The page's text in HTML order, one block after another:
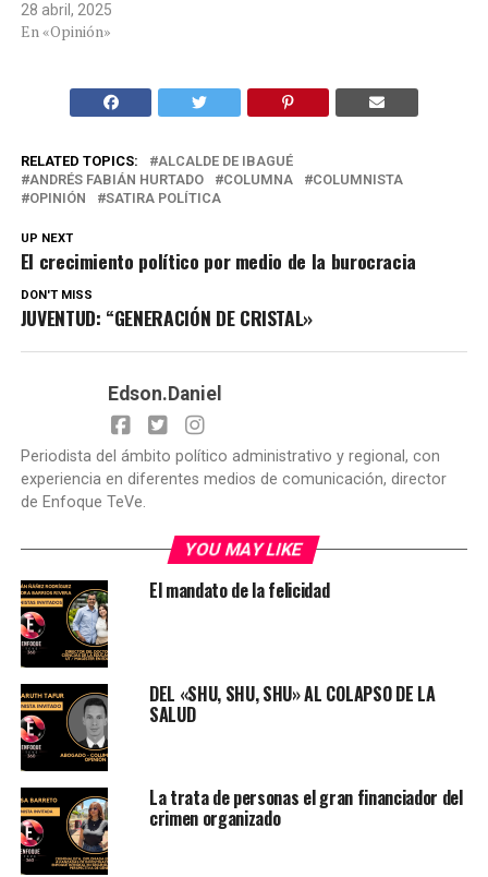
28 abril, 2025
En «Opinión»
RELATED TOPICS:
ALCALDE DE IBAGUÉ
ANDRÉS FABIÁN HURTADO
COLUMNA
COLUMNISTA
OPINIÓN
SATIRA POLÍTICA
UP NEXT
El crecimiento político por medio de la burocracia
DON'T MISS
JUVENTUD: “GENERACIÓN DE CRISTAL»
Edson.Daniel
Periodista del ámbito político administrativo y regional, con
experiencia en diferentes medios de comunicación, director
de Enfoque TeVe.
YOU MAY LIKE
El mandato de la felicidad
DEL «SHU, SHU, SHU» AL COLAPSO DE LA
SALUD
La trata de personas el gran financiador del
crimen organizado